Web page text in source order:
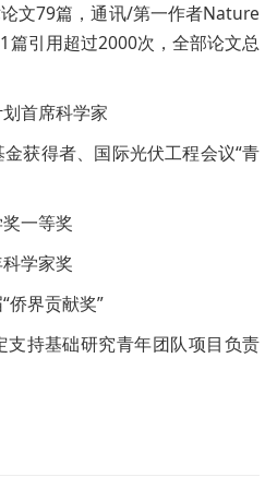
篇，通讯/第一作者Nature
篇引用超过2000次，全部论文总
首席科学家
获得者、国际光伏工程会议“青
一等奖
学家奖
侨界贡献奖”
支持基础研究青年团队项目负责